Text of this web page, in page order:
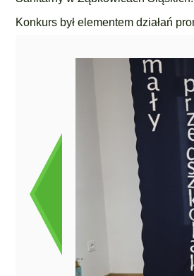
Konkurs był elementem działań